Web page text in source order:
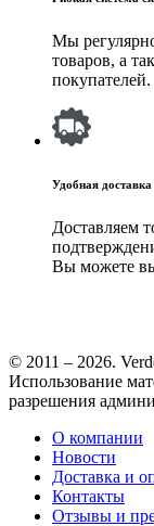
Мы
товаров, а
покупателей.
Удобная доставка
Доставляем
Вы можете
© 2011 – 2026.
Использование
разрешения
О компании
Новости
Доставка и
Контакты
Отзывы и